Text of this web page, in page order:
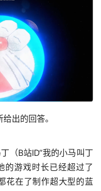
出的回答。
（B站ID“我的小马叫丁
的游戏时长已经超过了
花在了制作超大型的蓝